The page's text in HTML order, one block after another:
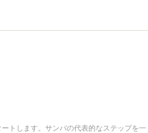
トします。サンバの代表的なステップを一